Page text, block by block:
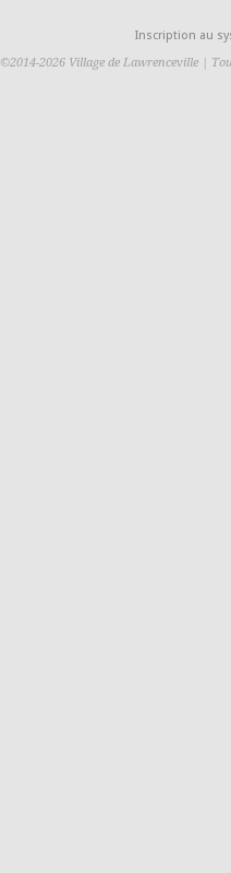
Inscription au
©2014-2026 Village de Lawrenceville |